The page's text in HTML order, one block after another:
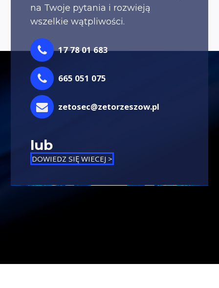
na Twoje pytania i rozwieją
wszelkie wątpliwości.
17 78 01 683
665 051 075
zetosec@zetorzeszow.pl
lub
DOWIEDZ SIĘ WIECEJ >